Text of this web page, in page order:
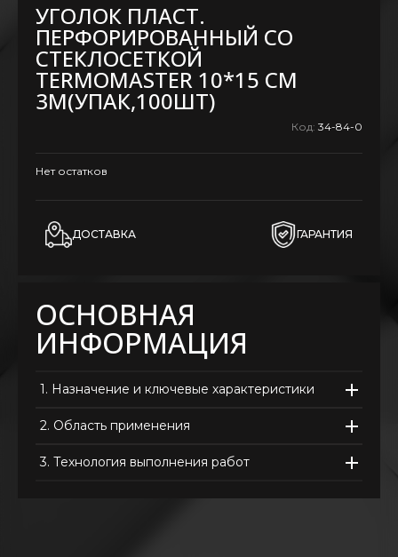
УГОЛОК ПЛАСТ.
ПЕРФОРИРОВАННЫЙ СО
СТЕКЛОСЕТКОЙ
TERMOMASTER 10*15 СМ
3М(УПАК,100ШТ)
Код: 34-84-0
Нет остатков
ДОСТАВКА ГАРАНТИЯ
ОСНОВНАЯ
ИНФОРМАЦИЯ
1. Назначение и ключевые характеристики
2. Область применения
3. Технология выполнения работ